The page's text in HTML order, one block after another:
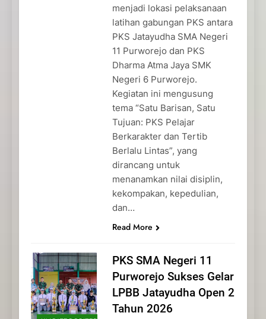
menjadi lokasi pelaksanaan
latihan gabungan PKS antara
PKS Jatayudha SMA Negeri
11 Purworejo dan PKS
Dharma Atma Jaya SMK
Negeri 6 Purworejo.
Kegiatan ini mengusung
tema “Satu Barisan, Satu
Tujuan: PKS Pelajar
Berkarakter dan Tertib
Berlalu Lintas”, yang
dirancang untuk
menanamkan nilai disiplin,
kekompakan, kepedulian,
dan…
Read More
PKS SMA Negeri 11
Purworejo Sukses Gelar
LPBB Jatayudha Open 2
Tahun 2026